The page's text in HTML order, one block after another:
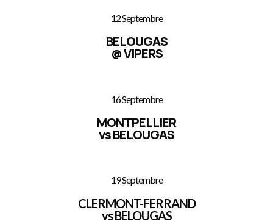
12 Septembre
BELOUGAS
@ VIPERS
16 Septembre
MONTPELLIER
vs BELOUGAS
19 Septembre
CLERMONT-FERRAND
vs BELOUGAS